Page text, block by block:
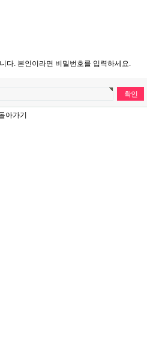
다. 본인이라면 비밀번호를 입력하세요.
아가기